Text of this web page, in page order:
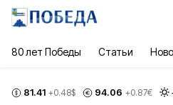
80 лет Победы Статьи
81.41 +0.48$ 94.06 +0.87€